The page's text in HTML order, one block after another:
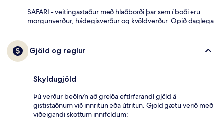
SAFARI - veitingastaður með hlaðborði þar sem í boði eru
morgunverður, hádegisverður og kvöldverður. Opið daglega
Gjöld og reglur
Skyldugjöld
Þú verður beðin/n að greiða eftirfarandi gjöld á
gististaðnum við innritun eða útritun. Gjöld gætu verið með
viðeigandi sköttum inniföldum: